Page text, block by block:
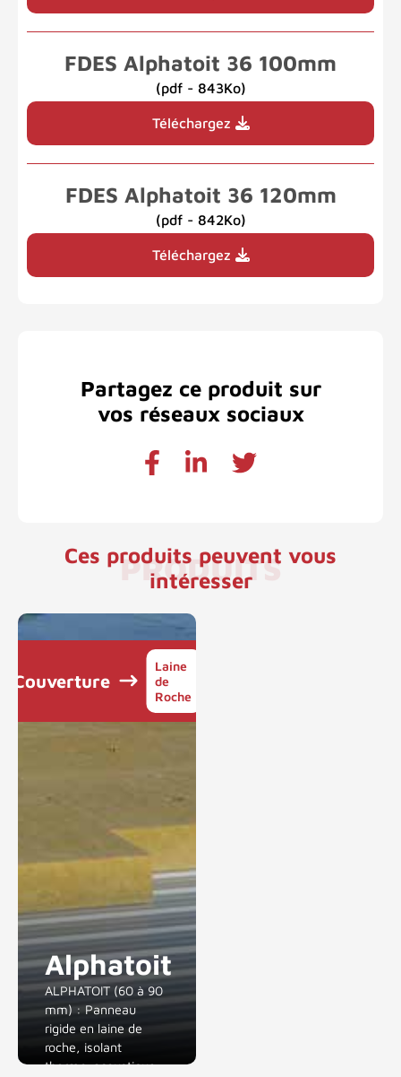
FDES Alphatoit 36 100mm
(pdf - 843Ko)
Téléchargez
FDES Alphatoit 36 120mm
(pdf - 842Ko)
Téléchargez
Partagez ce produit sur
vos réseaux sociaux
PRODUITS
Ces produits peuvent vous
intéresser
Alphatoit
ALPHATOIT (60 à 90
mm) : Panneau
rigide en laine de
roche, isolant
thermo-acoustique
Couverture
Laine
de
Roche